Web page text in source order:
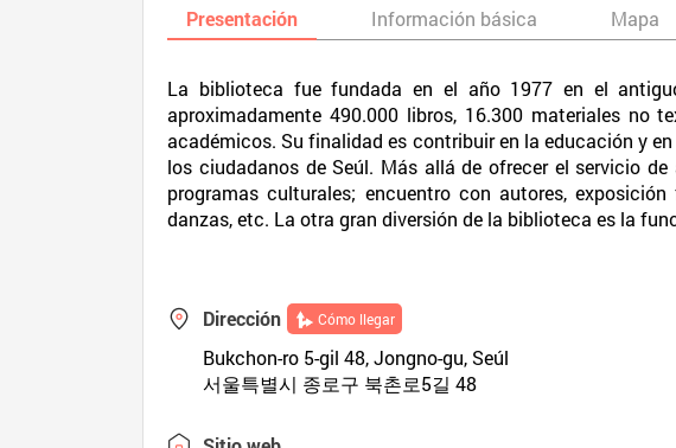
Presentación Información básica Mapa
La biblioteca fue fundada en el año 1977 en el
aproximadamente 490.000 libros, 16.300 materiales no
académicos. Su finalidad es contribuir en la educación y
los ciudadanos de Seúl. Más allá de ofrecer el servicio
programas culturales; encuentro con autores,
danzas, etc. La otra gran diversión de la biblioteca es la
Dirección Cómo llegar
Bukchon-ro 5-gil 48, Jongno-gu, Seúl
서울특별시 종로구 북촌로5길 48